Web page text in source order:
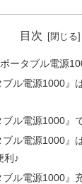
目次
ポータブル電源
ブル電源1000』
ブル電源1000』
ブル電源1000』
利♪
ブル電源1000』